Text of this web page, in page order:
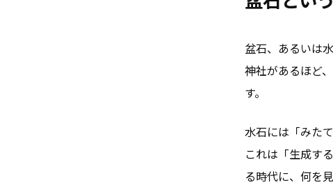
盆石、あるいは
神社があるほど
す。
水石には「みた
これは「生成す
る時代に、何を